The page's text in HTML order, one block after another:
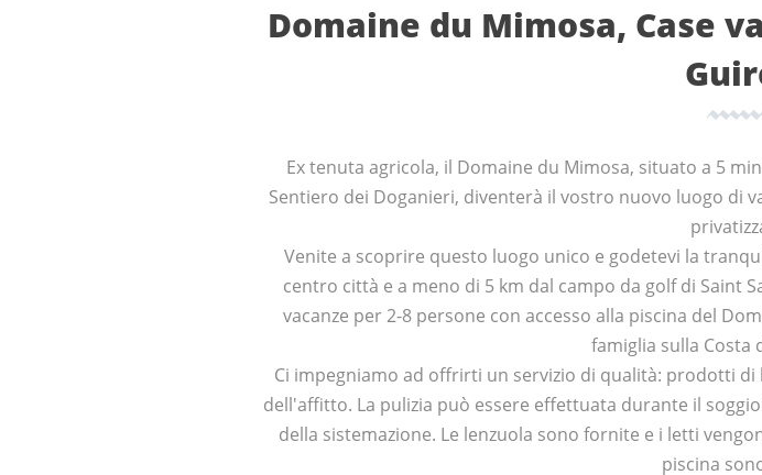
Domaine du Mimosa, Case
Ex tenuta agricola, il Domaine du Mimosa, situato a 5
Sentiero dei Doganieri, diventerà il vostro nuovo luogo di
Venite a scoprire questo luogo unico e godetevi la
centro città e a meno di 5 km dal campo da golf di Saint
vacanze per 2-8 persone con accesso alla piscina del
famiglia sulla Costa
Ci impegniamo ad offrirti un servizio di qualità: prodotti
dell'affitto. La pulizia può essere effettuata durante il
della sistemazione. Le lenzuola sono fornite e i letti
piscina